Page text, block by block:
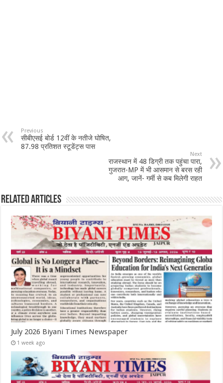
Previous
सीबीएसई बोर्ड 12वीं के नतीजे घोषित,
87.98 प्रतिशत स्टूडेंट्स पास
Next
राजस्थान में 48 डिग्री तक पहुंचा पारा,
गुजरात-MP में भी आसमान से बरस रही
आग, जानें- गर्मी से कब मिलेगी राहत
Related Articles
July 2026 Biyani Times Newspaper
1 week ago